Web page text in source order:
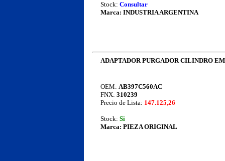
Stock: Consultar
Marca: INDUSTRIA ARGENTINA
ADAPTADOR PURGADOR CILINDRO
OEM: AB397C560AC
FNX: 310239
Precio de Lista: 147.125,26
Stock: Si
Marca: PIEZA ORIGINAL